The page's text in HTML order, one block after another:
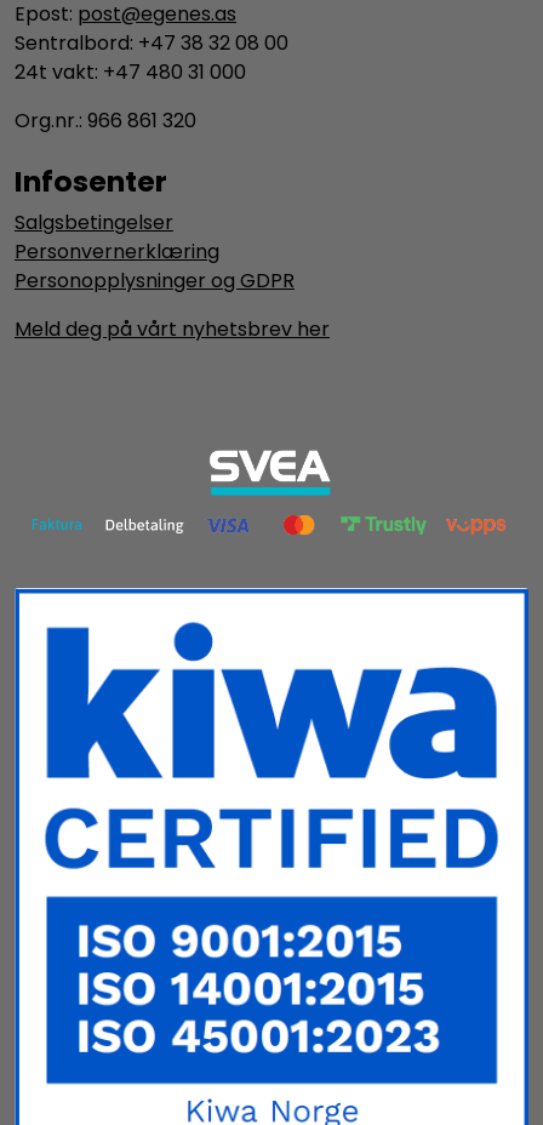
Epost: post@egenes.as
Sentralbord: +47 38 32 08 00
24t vakt: +47 480 31 000
Org.nr.: 966 861 320
Infosenter
Salgsbetingelser
Personvernerklæring
Personopplysninger og GDPR
Meld deg på vårt nyhetsbrev her